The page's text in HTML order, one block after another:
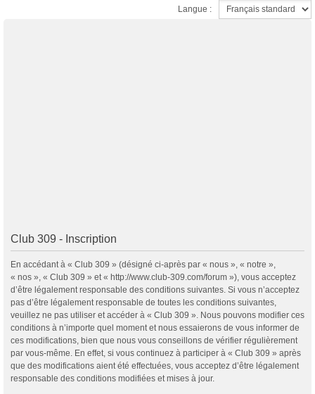
Langue :
Club 309 - Inscription
En accédant à « Club 309 » (désigné ci-après par « nous », « notre »,
« nos », « Club 309 » et « http://www.club-309.com/forum »), vous acceptez
d’être légalement responsable des conditions suivantes. Si vous n’acceptez
pas d’être légalement responsable de toutes les conditions suivantes,
veuillez ne pas utiliser et accéder à « Club 309 ». Nous pouvons modifier ces
conditions à n’importe quel moment et nous essaierons de vous informer de
ces modifications, bien que nous vous conseillons de vérifier régulièrement
par vous-même. En effet, si vous continuez à participer à « Club 309 » après
que des modifications aient été effectuées, vous acceptez d’être légalement
responsable des conditions modifiées et mises à jour.